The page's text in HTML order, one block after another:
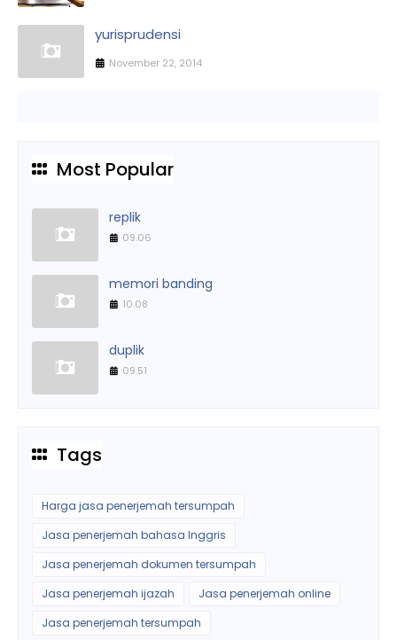
yurisprudensi
November 22, 2014
Most Popular
replik
09.06
memori banding
10.08
duplik
09.51
Tags
Harga jasa penerjemah tersumpah
Jasa penerjemah bahasa Inggris
Jasa penerjemah dokumen tersumpah
Jasa penerjemah ijazah
Jasa penerjemah online
Jasa penerjemah tersumpah